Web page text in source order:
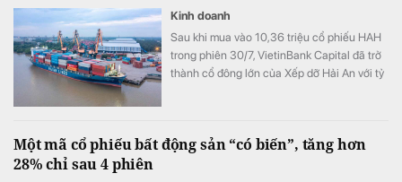
Kinh doanh
Sau khi mua vào 10,36 triệu cổ phiếu HAH
trong phiên 30/7, VietinBank Capital đã trở
thành cổ đông lớn của Xếp dỡ Hải An với tỷ
Một mã cổ phiếu bất động sản “có biến”, tăng hơn
28% chỉ sau 4 phiên